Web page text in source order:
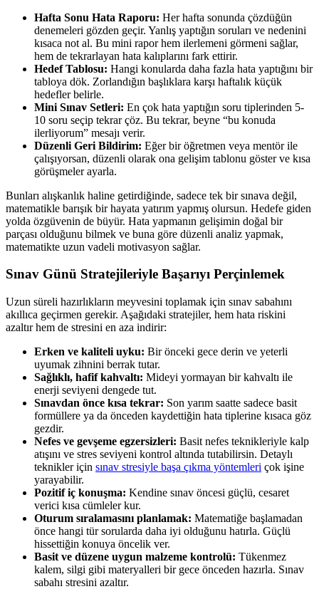
Hafta Sonu Hata Raporu: Her hafta sonunda çözdüğün
denemeleri gözden geçir. Yanlış yaptığın soruları ve nedenini
kısaca not al. Bu mini rapor hem ilerlemeni görmeni sağlar,
hem de tekrarlayan hata kalıplarını fark ettirir.
Hedef Tablosu: Hangi konularda daha fazla hata yaptığını bir
tabloya dök. Zorlandığın başlıklara karşı haftalık küçük
hedefler belirle.
Mini Sınav Setleri: En çok hata yaptığın soru tiplerinden 5-
10 soru seçip tekrar çöz. Bu tekrar, beyne “bu konuda
ilerliyorum” mesajı verir.
Düzenli Geri Bildirim: Eğer bir öğretmen veya mentör ile
çalışıyorsan, düzenli olarak ona gelişim tablonu göster ve kısa
görüşmeler ayarla.
Bunları alışkanlık haline getirdiğinde, sadece tek bir sınava değil,
matematikle barışık bir hayata yatırım yapmış olursun. Hedefe giden
yolda özgüvenin de büyür. Hata yapmanın gelişimin doğal bir
parçası olduğunu bilmek ve buna göre düzenli analiz yapmak,
matematikte uzun vadeli motivasyon sağlar.
Sınav Günü Stratejileriyle Başarıyı Perçinlemek
Uzun süreli hazırlıkların meyvesini toplamak için sınav sabahını
akıllıca geçirmen gerekir. Aşağıdaki stratejiler, hem hata riskini
azaltır hem de stresini en aza indirir:
Erken ve kaliteli uyku: Bir önceki gece derin ve yeterli
uyumak zihnini berrak tutar.
Sağlıklı, hafif kahvaltı: Mideyi yormayan bir kahvaltı ile
enerji seviyeni dengede tut.
Sınavdan önce kısa tekrar: Son yarım saatte sadece basit
formüllere ya da önceden kaydettiğin hata tiplerine kısaca göz
gezdir.
Nefes ve gevşeme egzersizleri: Basit nefes teknikleriyle kalp
atışını ve stres seviyeni kontrol altında tutabilirsin. Detaylı
teknikler için sınav stresiyle başa çıkma yöntemleri çok işine
yarayabilir.
Pozitif iç konuşma: Kendine sınav öncesi güçlü, cesaret
verici kısa cümleler kur.
Oturum sıralamasını planlamak: Matematiğe başlamadan
önce hangi tür sorularda daha iyi olduğunu hatırla. Güçlü
hissettiğin konuya öncelik ver.
Basit ve düzene uygun malzeme kontrolü: Tükenmez
kalem, silgi gibi materyalleri bir gece önceden hazırla. Sınav
sabahı stresini azaltır.